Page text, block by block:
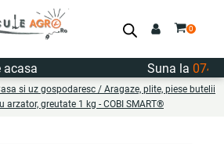
Suna la
si uz gospodaresc / Aragaze, plite, piese butelii
arzator, greutate 1 kg - COBI SMART®